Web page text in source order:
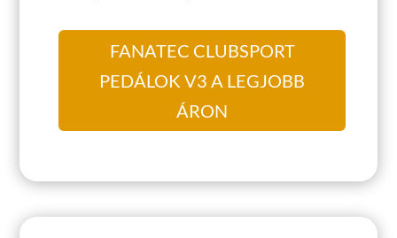
FANATEC CLUBSPORT
PEDÁLOK V3 A LEGJOBB
ÁRON